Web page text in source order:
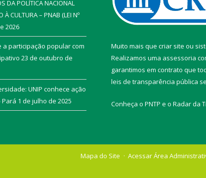
DA POLÍTICA NACIONAL
À CULTURA – PNAB (LEI Nº
2026
participação popular com
23 de outubro de
UNIP conhece ação
1 de julho de 2025
Muito mais que criar site ou
Realizamos uma assessoria
garantimos em contrato que
leis de transparência pública
Conheça o PNTP e o Radar da
Mapa do Site Acessar Área